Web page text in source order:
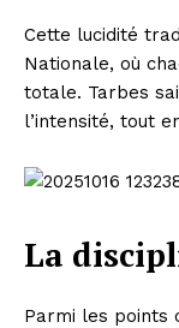
Cette lucidité
Nationale, où
totale. Tarbes
l’intensité, tout
La
Parmi les points